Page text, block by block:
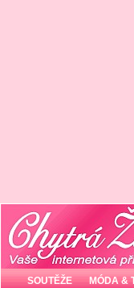
SOUTĚŽE MÓDA &